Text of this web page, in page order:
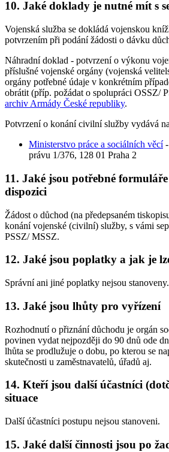
10. Jaké doklady je nutné mít s
Vojenská služba se dokládá vojenskou
potvrzením při podání žádosti o dávku
Náhradní doklad - potvrzení o výkonu
příslušné vojenské orgány (vojenská
orgány potřebné údaje v konkrétním
obrátit (příp. požádat o spolupráci OSSZ/
archiv Armády České republiky.
Potvrzení o konání civilní služby vydává
Ministerstvo práce a sociálních věcí-
právu 1/376, 128 01 Praha 2
11. Jaké jsou potřebné
dispozici
Žádost o důchod (na předepsaném
konání vojenské (civilní) služby, s vámi
PSSZ/ MSSZ.
12. Jaké jsou poplatky a jak je
Správní ani jiné poplatky nejsou stanoveny.
13. Jaké jsou lhůty pro vyřízení
Rozhodnutí o přiznání důchodu je orgán
povinen vydat nejpozději do 90 dnů ode
lhůta se prodlužuje o dobu, po kterou se
skutečnosti u zaměstnavatelů, úřadů aj.
14. Kteří jsou další účastníci
situace
Další účastníci postupu nejsou stanoveni.
15. Jaké další činnosti jsou po